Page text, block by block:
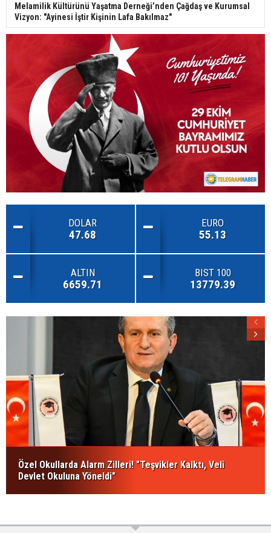
Melamilik Kültürünü Yaşatma Derneği’nden Çağdaş ve Kurumsal
Vizyon: "Ayinesi İştir Kişinin Lafa Bakılmaz"
DOLAR
47.68
EURO
55.13
ALTIN
6659.71
BIST 100
13779.39
Özel Okullarda Alarm Zilleri! "Teşvikler Kalktı, Veli
Devlet Okuluna Yöneldi"